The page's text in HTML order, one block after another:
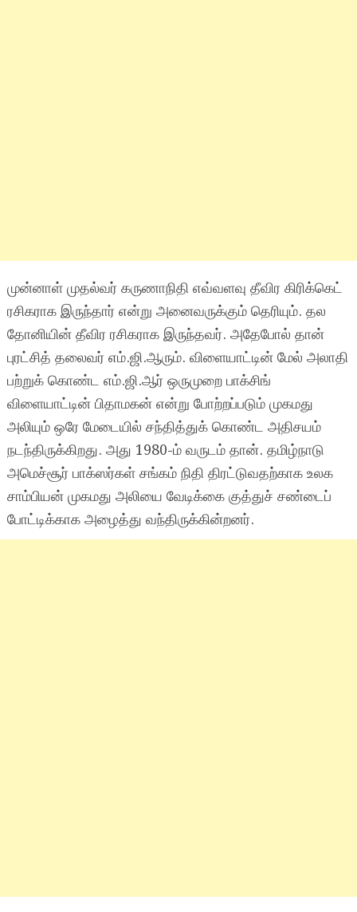
முன்னாள் முதல்வர் கருணாநிதி எவ்வளவு தீவிர கிரிக்கெட்
ரசிகராக இருந்தார் என்று அனைவருக்கும் தெரியும். தல
தோனியின் தீவிர ரசிகராக இருந்தவர். அதேபோல் தான்
புரட்சித் தலைவர் எம்.ஜி.ஆரும். விளையாட்டின் மேல் அலாதி
பற்றுக் கொண்ட எம்.ஜி.ஆர் ஒருமுறை பாக்சிங்
விளையாட்டின் பிதாமகன் என்று போற்றப்படும் முகமது
அலியும் ஒரே மேடையில் சந்தித்துக் கொண்ட அதிசயம்
நடந்திருக்கிறது. அது 1980-ம் வருடம் தான். தமிழ்நாடு
அமெச்சூர் பாக்ஸர்கள் சங்கம் நிதி திரட்டுவதற்காக உலக
சாம்பியன் முகமது அலியை வேடிக்கை குத்துச் சண்டைப்
போட்டிக்காக அழைத்து வந்திருக்கின்றனர்.